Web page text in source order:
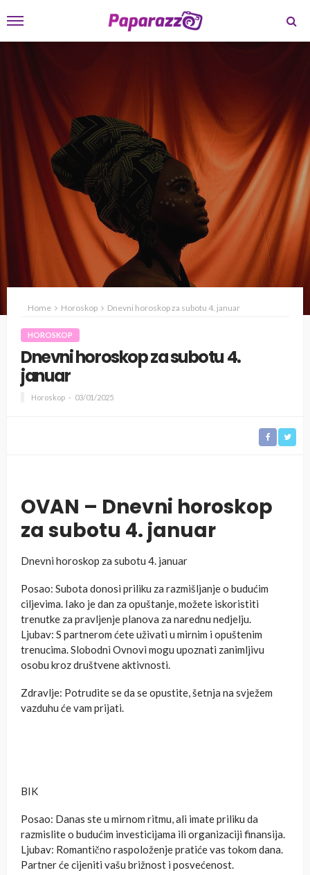
Home Horoskop Dnevni horoskop za subotu 4. januar
HOROSKOP
Dnevni horoskop za subotu 4.
januar
Horoskop 03/01/2025
OVAN – Dnevni horoskop
za subotu 4. januar
Dnevni horoskop za subotu 4. januar
Posao: Subota donosi priliku za razmišljanje o budućim
ciljevima. Iako je dan za opuštanje, možete iskoristiti
trenutke za pravljenje planova za narednu nedjelju.
Ljubav: S partnerom ćete uživati u mirnim i opuštenim
trenucima. Slobodni Ovnovi mogu upoznati zanimljivu
osobu kroz društvene aktivnosti.
Zdravlje: Potrudite se da se opustite, šetnja na svježem
vazduhu će vam prijati.
BIK
Posao: Danas ste u mirnom ritmu, ali imate priliku da
razmislite o budućim investicijama ili organizaciji finansija.
Ljubav: Romantično raspoloženje pratiće vas tokom dana.
Partner će cijeniti vašu brižnost i posvećenost.